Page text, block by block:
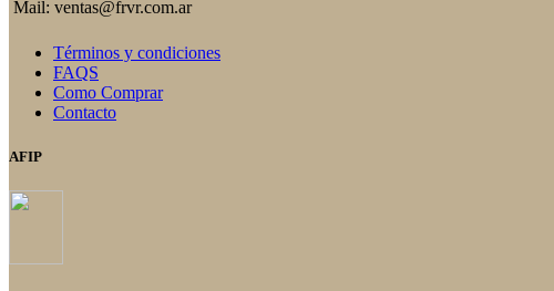
Mail: ventas@frvr.com.ar
Términos y condiciones
FAQS
Como Comprar
Contacto
AFIP